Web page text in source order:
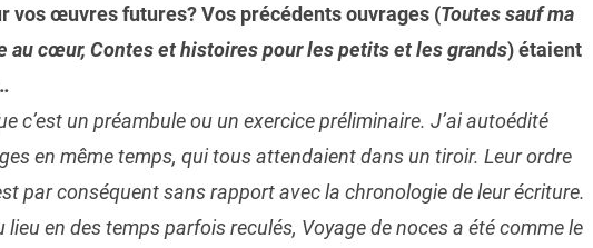
vos œuvres futures? Vos précédents ouvrages (Toutes sauf ma
au cœur, Contes et histoires pour les petits et les grands) étaient
c’est un préambule ou un exercice préliminaire. J’ai autoédité
en même temps, qui tous attendaient dans un tiroir. Leur ordre
par conséquent sans rapport avec la chronologie de leur écriture.
lieu en des temps parfois reculés, Voyage de noces a été comme le